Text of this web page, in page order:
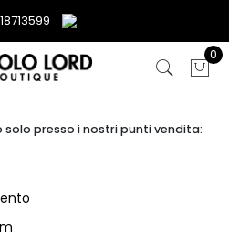
0
presso i nostri punti vendita: